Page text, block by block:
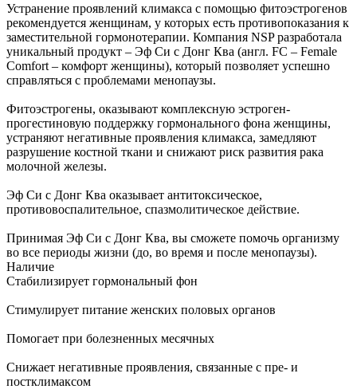
Устранение проявлений климакса с помощью фитоэстрогенов
рекомендуется женщинам, у которых есть противопоказания к
заместительной гормонотерапии. Компания NSP разработала
уникальный продукт – Эф Си с Донг Ква (англ. FC – Female
Comfort – комфорт женщины), который позволяет успешно
справляться с проблемами менопаузы.
Фитоэстрогены, оказывают комплексную эстроген-
прогестиновую поддержку гормонального фона женщины,
устраняют негативные проявления климакса, замедляют
разрушение костной ткани и снижают риск развития рака
молочной железы.
Эф Си с Донг Ква оказывает антитоксическое,
противовоспалительное, спазмолитическое действие.
Принимая Эф Си с Донг Ква, вы сможете помочь организму
во все периоды жизни (до, во время и после менопаузы).
Наличие
Стабилизирует гормональный фон
Стимулирует питание женских половых органов
Помогает при болезненных месячных
Снижает негативные проявления, связанные с пре- и
постклимаксом